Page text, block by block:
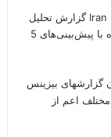
گزارشهای بیزینس
اعم از